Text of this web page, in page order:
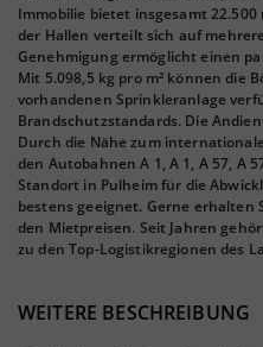
Immobilie bietet insgesamt
der Hallen verteilt sich auf
Genehmigung ermöglicht einen
Mit 5.098,5 kg pro m² können die
vorhandenen Sprinkleranlage
Brandschutzstandards. Die
Durch die Nähe zum
den Autobahnen A 1, A 1, A 57, A
Standort in Pulheim für die
bestens geeignet. Gerne erhalten
den Mietpreisen. Seit Jahren
zu den Top-Logistikregionen des
WEITERE BESCHREIBUNG